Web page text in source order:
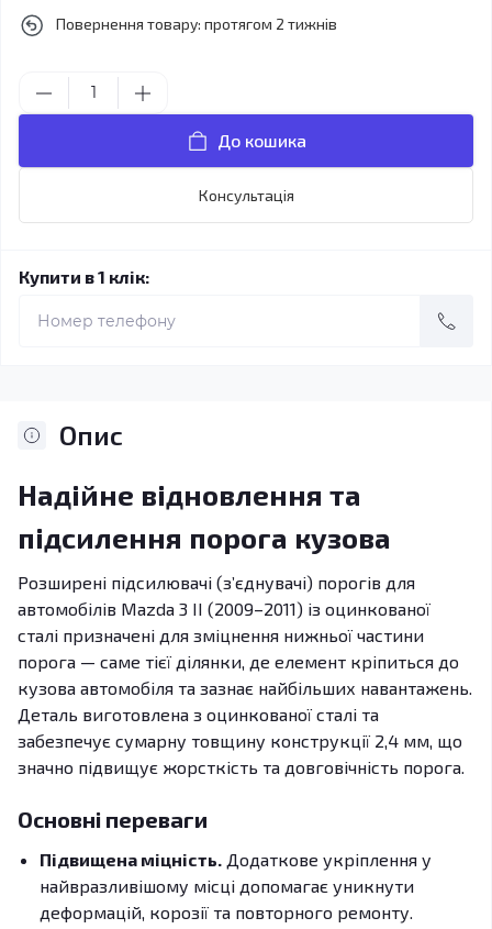
Повернення товару: протягом 2 тижнів
До кошика
Консультація
Купити в 1 клік:
Опис
Надійне відновлення та
підсилення порога кузова
Розширені підсилювачі (з’єднувачі) порогів для
автомобілів Mazda 3 II (2009–2011) із оцинкованої
сталі призначені для зміцнення нижньої частини
порога — саме тієї ділянки, де елемент кріпиться до
кузова автомобіля та зазнає найбільших навантажень.
Деталь виготовлена з оцинкованої сталі та
забезпечує сумарну товщину конструкції 2,4 мм, що
значно підвищує жорсткість та довговічність порога.
Основні переваги
Підвищена міцність. Додаткове укріплення у
найвразливішому місці допомагає уникнути
деформацій, корозії та повторного ремонту.